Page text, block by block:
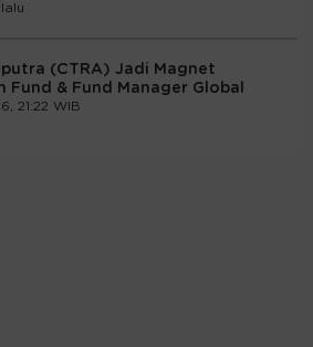
(CTRA) Jadi Magnet
Fund & Fund Manager Global
21:22 WIB